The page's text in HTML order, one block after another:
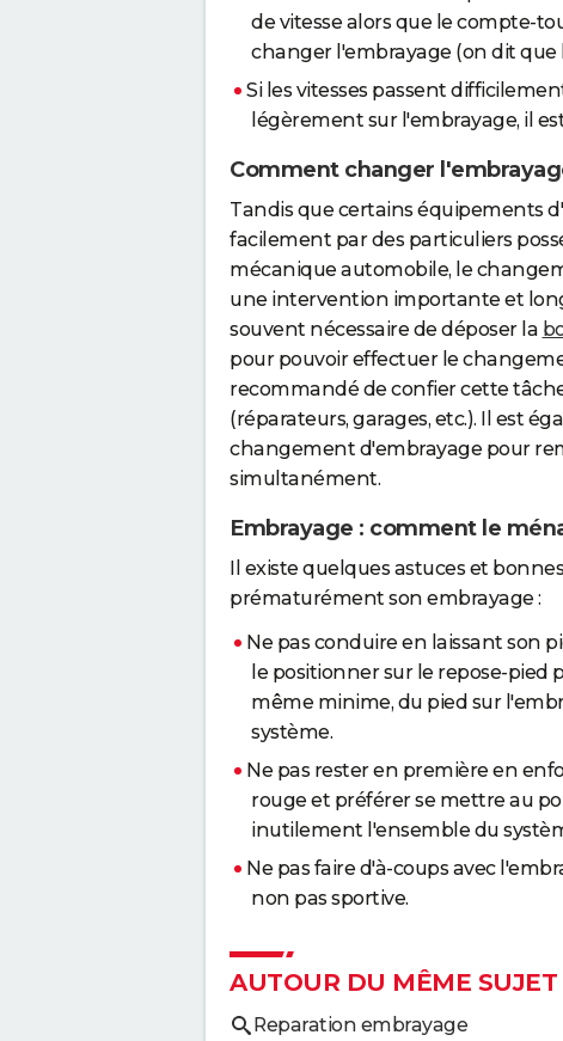
de vitesse alors que le compte-
changer l'embrayage (on dit que
Si les vitesses passent
légèrement sur l'embrayage, il
Comment changer
Tandis que certains équipements
facilement par des particuliers
mécanique automobile, le
une intervention importante et
souvent nécessaire de déposer la
pour pouvoir effectuer le
recommandé de confier cette
(réparateurs, garages, etc.). Il est
changement d'embrayage pour
simultanément.
Embrayage : comment le
Il existe quelques astuces et
prématurément son embrayage :
Ne pas conduire en laissant son
le positionner sur le repose-pied
même minime, du pied sur
système.
Ne pas rester en première en
rouge et préférer se mettre au
inutilement l'ensemble du
Ne pas faire d'à-coups avec
non pas sportive.
AUTOUR DU MÊME SUJET
Reparation embrayage